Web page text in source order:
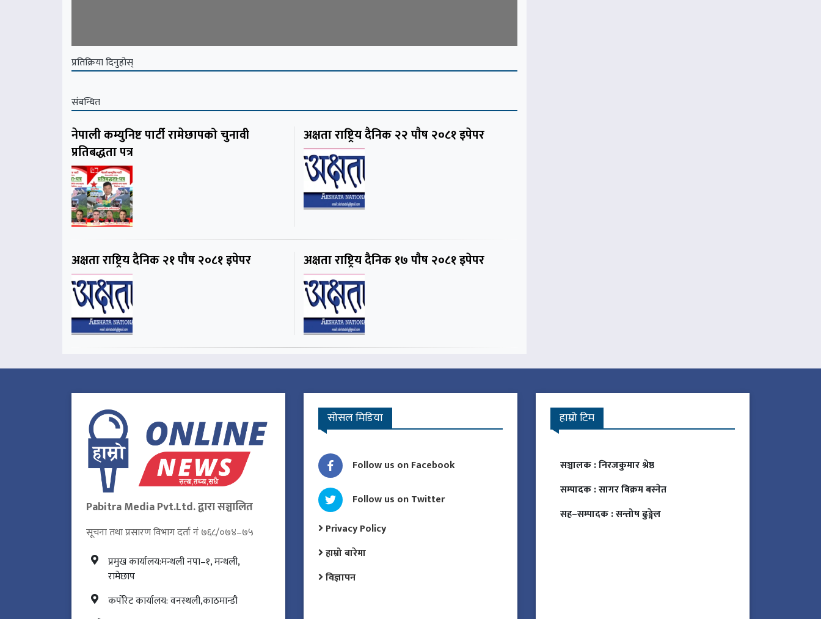
प्रतिक्रिया दिनुहोस्
संबन्धित
नेपाली कम्युनिष्ट पार्टी रामेछापको चुनावी
प्रतिबद्धता पत्र
अक्षता राष्ट्रिय दैनिक २२ पाैष २०८१ इपेपर
अक्षता राष्ट्रिय दैनिक २१ पाैष २०८१ इपेपर अक्षता राष्ट्रिय दैनिक १७ पाैष २०८१ इपेपर
Pabitra Media Pvt.Ltd. द्वारा सञ्चालित
सूचना तथा प्रसारण विभाग दर्ता नं ७६८/०७४–७५
प्रमुख कार्यालय:मन्थली नपा–१, मन्थली,
रामेछाप
कर्पोरेट कार्यालय: वनस्थली,काठमान्डौ
सोसल मिडिया
Follow us on Facebook
Follow us on Twitter
Privacy Policy
हाम्रो बारेमा
विज्ञापन
हाम्रो टिम
सञ्चालक :निरजकुमार श्रेष्ठ
सम्पादक :सागर बिक्रम बस्नेत
सह–सम्पादक :सन्तोष ढुङ्गेल